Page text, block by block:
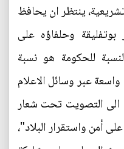
ينتظر ان يحافظ
وحلفاؤه على
للحكومة هو نسبة
عبر وسائل الاعلام
الى التصويت تحت شعار
واستقرار البلاد"،